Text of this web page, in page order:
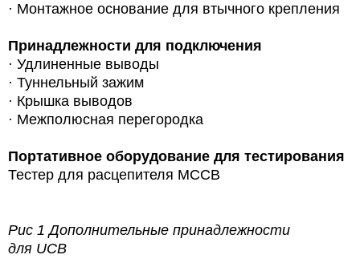
· Монтажное основание для втычного крепления
Принадлежности для подключения
· Удлиненные выводы
· Туннельный зажим
· Крышка выводов
· Межполюсная перегородка
Портативное оборудование для тестирования
Тестер для расцепителя MCCB
Рис 1 Дополнительные принадлежности
для UCB